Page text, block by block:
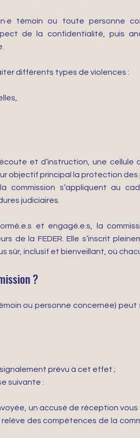
témoin ou toute personne
de la confidentialité, puis
différents types de violences :
et d’instruction, une
objectif principal la protection des
commission s’appliquent au
judiciaires.
et engagé.e.s, la
de la FEDER. Elle s’inscrit
sûr, inclusif et bienveillant, où
?
ou personne concernée)
prévu à cet effet ;
suivante :
un accusé de réception vous
des compétences de la